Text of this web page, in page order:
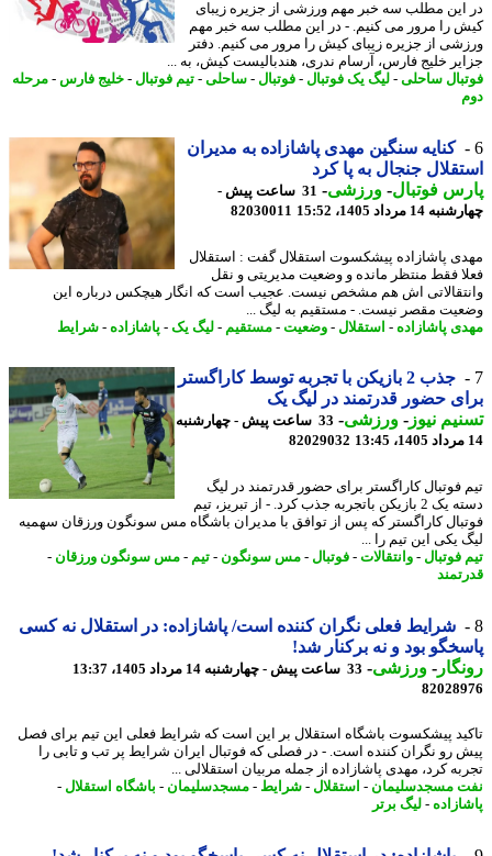
مطلب سه خبر مهم ورزشی از جزیره زیبای
را مرور می کنیم. - در این مطلب سه خبر مهم
از جزیره زیبای کیش را مرور می کنیم. دفتر
خلیج فارس، آرسام ندری، هندبالیست کیش، به ...
ساحلی-لیگ یک فوتبال-فوتبال-ساحلی-تیم فوتبال-خلیج فارس-مرحله
کنایه سنگین مهدی پاشازاده به مدیران
جنجال به پا کرد
فوتبال-ورزشی-
31 ساعت پیش -
مرداد 1405، 15:52
82030011
پاشازاده پیشکسوت استقلال گفت : استقلال
فقط منتظر مانده و وضعیت مدیریتی و نقل
اش هم مشخص نیست. عجیب است که انگار هیچکس درباره این
مقصر نیست. - مستقیم به لیگ ...
پاشازاده- استقلال-وضعیت-مستقیم-لیگ یک-پاشازاده- شرایط
جذب 2 بازیکن با تجربه توسط کاراگستر
حضور قدرتمند در لیگ یک
نیوز-ورزشی-
33 ساعت پیش - چهارشنبه
82029032
فوتبال کاراگستر برای حضور قدرتمند در لیگ
دسته یک 2 بازیکن باتجربه جذب کرد. - از تبریز، تیم
کاراگستر که پس از توافق با مدیران باشگاه مس سونگون ورزقان سهمیه
یکی این تیم را ...
فوتبال-وانتقالات-فوتبال-مس سونگون-تیم -مس سونگون ورزقان -
شرایط فعلی نگران کننده است/ پاشازاده: در استقلال نه کسی
بود و نه برکنار شد!
-ورزشی-33 ساعت پیش - چهارشنبه 14 مرداد 1405، 13:37
پیشکسوت باشگاه استقلال بر این است که شرایط فعلی این تیم برای فصل
رو نگران کننده است. - در فصلی که فوتبال ایران شرایط پر تب و تابی را
کرد، مهدی پاشازاده از جمله مربیان استقلالی ...
مسجدسلیمان-استقلال-شرایط -مسجدسلیمان-باشگاه استقلال-
- لیگ برتر